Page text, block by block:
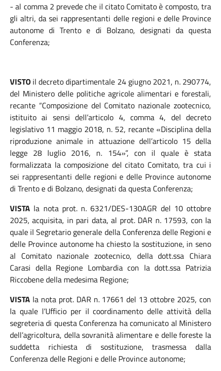
- al comma 2 prevede che il citato Comitato è composto, tra
gli altri, da sei rappresentanti delle regioni e delle Province
autonome di Trento e di Bolzano, designati da questa
Conferenza;
VISTO il decreto dipartimentale 24 giugno 2021, n. 290774,
del Ministero delle politiche agricole alimentari e forestali,
recante “Composizione del Comitato nazionale zootecnico,
istituito ai sensi dell’articolo 4, comma 4, del decreto
legislativo 11 maggio 2018, n. 52, recante «Disciplina della
riproduzione animale in attuazione dell’articolo 15 della
legge 28 luglio 2016, n. 154»”, con il quale è stata
formalizzata la composizione del citato Comitato, tra cui i
sei rappresentanti delle regioni e delle Province autonome
di Trento e di Bolzano, designati da questa Conferenza;
VISTA la nota prot. n. 6321/DES-130AGR del 10 ottobre
2025, acquisita, in pari data, al prot. DAR n. 17593, con la
quale il Segretario generale della Conferenza delle Regioni e
delle Province autonome ha chiesto la sostituzione, in seno
al Comitato nazionale zootecnico, della dott.ssa Chiara
Carasi della Regione Lombardia con la dott.ssa Patrizia
Riccobene della medesima Regione;
VISTA la nota prot. DAR n. 17661 del 13 ottobre 2025, con
la quale l’Ufficio per il coordinamento delle attività della
segreteria di questa Conferenza ha comunicato al Ministero
dell’agricoltura, della sovranità alimentare e delle foreste la
suddetta richiesta di sostituzione, trasmessa dalla
Conferenza delle Regioni e delle Province autonome;